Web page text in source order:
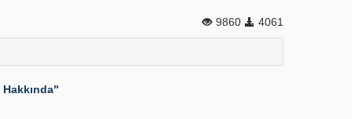
9860 4061